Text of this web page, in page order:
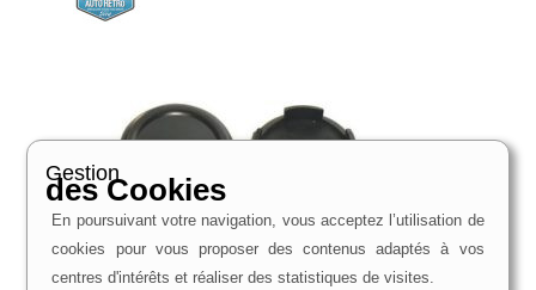
Gestion
des Cookies
En poursuivant votre navigation, vous acceptez l’utilisation de
cookies pour vous proposer des contenus adaptés à vos
centres d'intérêts et réaliser des statistiques de visites.